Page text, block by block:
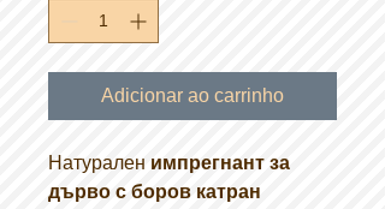
Adicionar ao carrinho
Натурален импрегнант за
дърво с боров катран